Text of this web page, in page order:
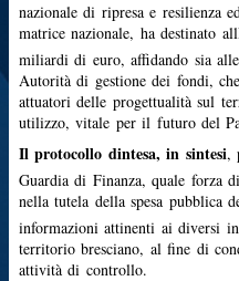
nazionale di ripresa e resilienza
matrice nazionale, ha destinato
miliardi di euro, affidando sia
Autorità di gestione dei fondi,
attuatori delle progettualità sul
utilizzo, vitale per il futuro del
Il protocollo dintesa, in sintesi,
Guardia di Finanza, quale forza
nella tutela della spesa pubblica
informazioni attinenti ai diversi
territorio bresciano, al fine di
attività di controllo.